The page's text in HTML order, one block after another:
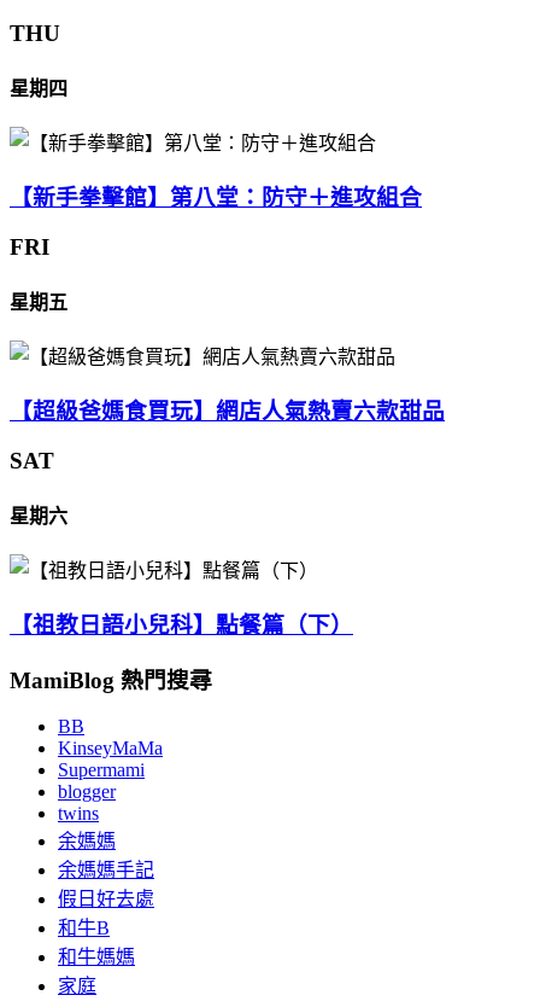
THU
星期四
【新手拳擊館】第八堂：防守＋進攻組合
FRI
星期五
【超級爸媽食買玩】網店人氣熱賣六款甜品
SAT
星期六
【祖教日語小兒科】點餐篇（下）
MamiBlog 熱門搜尋
BB
KinseyMaMa
Supermami
blogger
twins
余媽媽
余媽媽手記
假日好去處
和牛B
和牛媽媽
家庭